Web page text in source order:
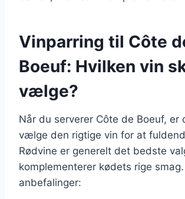
Vinparring til Côte
Boeuf: Hvilken vin
vælge?
Når du serverer Côte de Boeuf, er
vælge den rigtige vin for at
Rødvine er generelt det bedste
komplementerer kødets rige
anbefalinger: